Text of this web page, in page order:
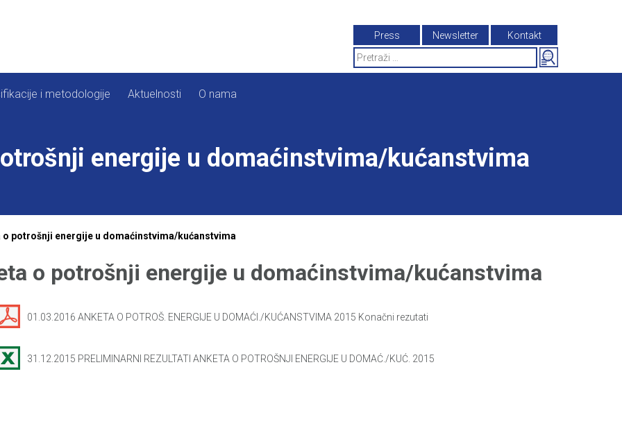
Press Newsletter
Kontakt
Search
for:
i metodologije Aktuelnosti O nama
energije u domaćinstvima/kućanstvima
o potrošnji energije u domaćinstvima/kućanstvima
o potrošnji energije u domaćinstvima/kućanstvima
01.03.2016 ANKETA O POTROŠ. ENERGIJE U DOMAĆI./KUĆANSTVIMA 2015 Konačni rezutati
31.12.2015 PRELIMINARNI REZULTATI ANKETA O POTROŠNJI ENERGIJE U DOMAĆ./KUĆ. 2015